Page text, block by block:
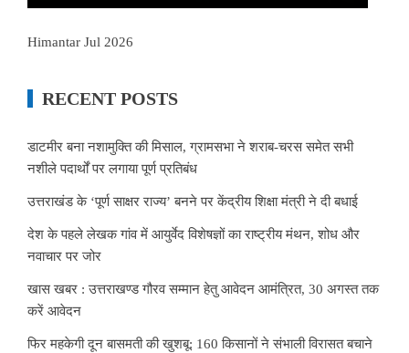
Himantar Jul 2026
RECENT POSTS
डाटमीर बना नशामुक्ति की मिसाल, ग्रामसभा ने शराब-चरस समेत सभी
नशीले पदार्थों पर लगाया पूर्ण प्रतिबंध
उत्तराखंड के ‘पूर्ण साक्षर राज्य’ बनने पर केंद्रीय शिक्षा मंत्री ने दी बधाई
देश के पहले लेखक गांव में आयुर्वेद विशेषज्ञों का राष्ट्रीय मंथन, शोध और
नवाचार पर जोर
खास खबर : उत्तराखण्ड गौरव सम्मान हेतु आवेदन आमंत्रित, 30 अगस्त तक
करें आवेदन
फिर महकेगी दून बासमती की खुशबू: 160 किसानों ने संभाली विरासत बचाने